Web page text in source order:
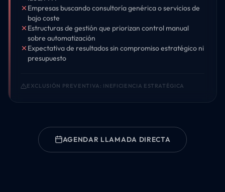
Empresas buscando consultoría genérica o servicios de
bajo coste
Estructuras de gestión que priorizan control manual
sobre automatización
Expectativa de resultados sin compromiso estratégico ni
presupuesto
EXCLUSIÓN PREVENTIVA: INEFICIENCIA ESTRATÉGICA
AGENDAR LLAMADA DIRECTA